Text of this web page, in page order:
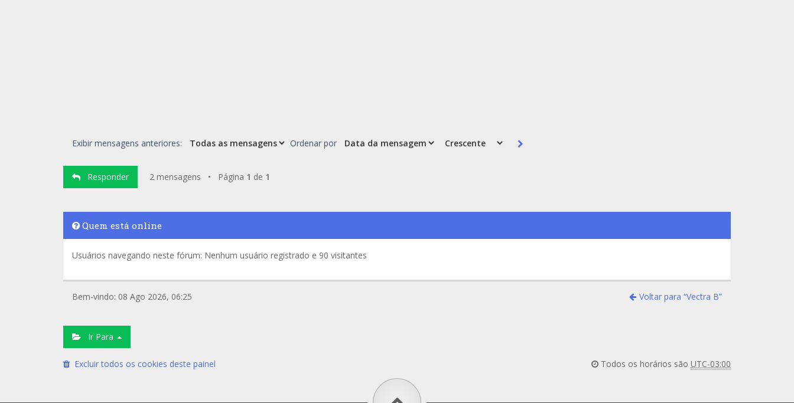
Exibir mensagens anteriores: Ordenar por
Responder 2 mensagens • Página 1 de 1
Quem está online
Usuários navegando neste fórum: Nenhum usuário registrado e 90 visitantes
Bem-vindo: 08 Ago 2026, 06:25 Voltar para “Vectra B”
Ir Para
Excluir todos os cookies deste painel Todos os horários são UTC-03:00